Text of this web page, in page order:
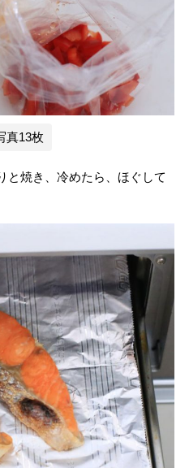
真13枚
と焼き、冷めたら、ほぐして